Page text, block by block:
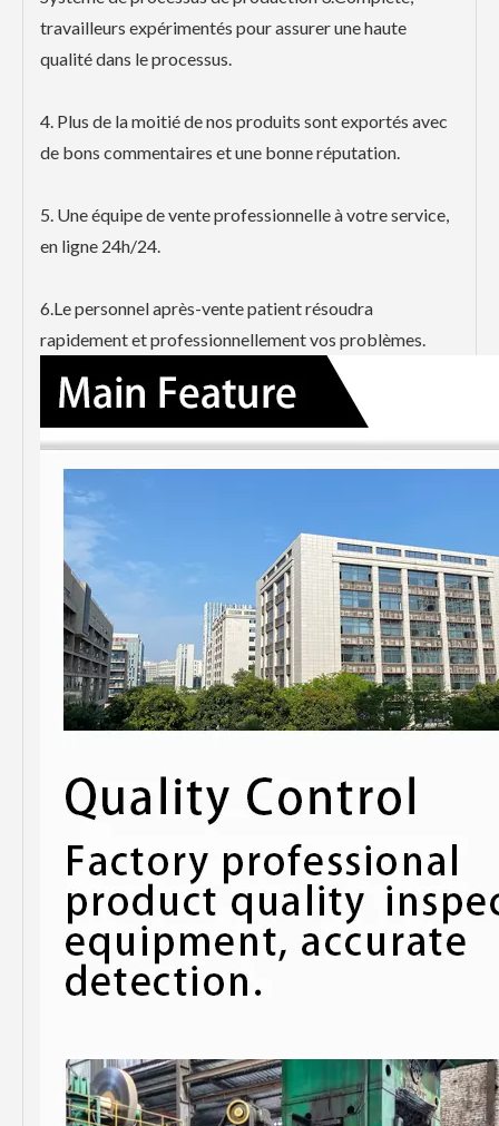
travailleurs expérimentés pour assurer une haute
qualité dans le processus.
4. Plus de la moitié de nos produits sont exportés avec
de bons commentaires et une bonne réputation.
5. Une équipe de vente professionnelle à votre service,
en ligne 24h/24.
6.Le personnel après-vente patient résoudra
rapidement et professionnellement vos problèmes.